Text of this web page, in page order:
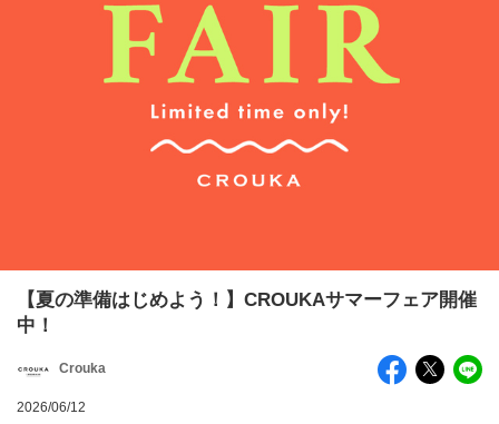
【夏の準備はじめよう！】CROUKAサマーフェア開催
中！
Crouka
2026/06/12